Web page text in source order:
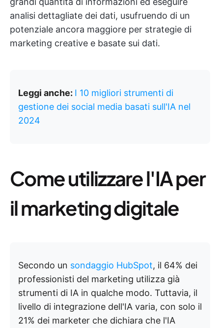
analisi dettagliate dei dati, usufruendo di un
potenziale ancora maggiore per strategie di
marketing creative e basate sui dati.
Leggi anche: I 10 migliori strumenti di
gestione dei social media basati sull'IA nel
2024
Come utilizzare l'IA per
il marketing digitale
Secondo un sondaggio HubSpot, il 64% dei
professionisti del marketing utilizza già
strumenti di IA in qualche modo. Tuttavia, il
livello di integrazione dell'IA varia, con solo il
21% dei marketer che dichiara che l'IA